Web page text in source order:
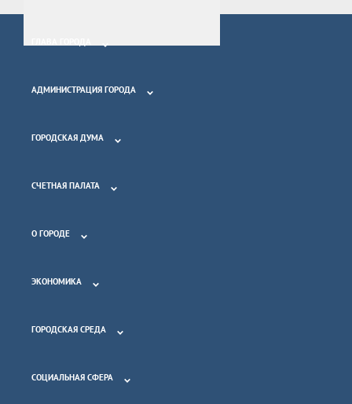
АДМИНИСТРАЦИЯ ГОРОДА
ГОРОДСКАЯ ДУМА
СЧЕТНАЯ ПАЛАТА
О ГОРОДЕ
ЭКОНОМИКА
ГОРОДСКАЯ СРЕДА
СОЦИАЛЬНАЯ СФЕРА